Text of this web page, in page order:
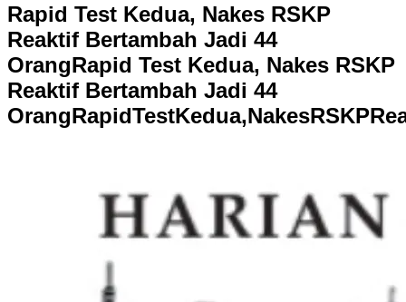
Rapid Test Kedua, Nakes RSKP
Reaktif Bertambah Jadi 44
OrangRapid Test Kedua, Nakes RSKP
Reaktif Bertambah Jadi 44
OrangRapidTestKedua,NakesRSKPRe